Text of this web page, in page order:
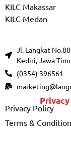
KILC Makassar
KILC Medan
Jl. Langkat
Kediri, Jawa
(0354) 396561
Privacy Policy
Terms &